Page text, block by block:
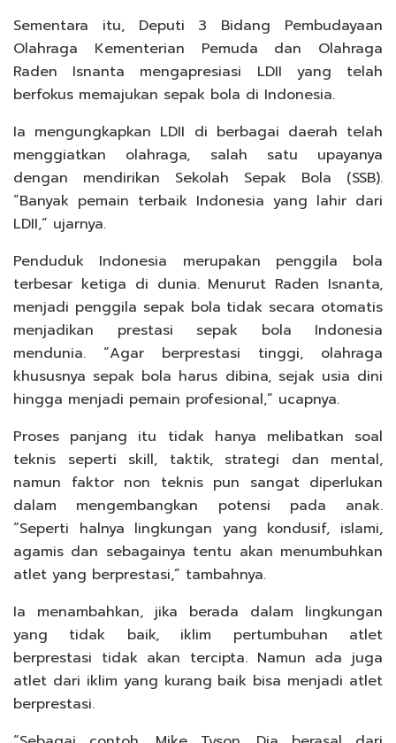
Sementara itu, Deputi 3 Bidang Pembudayaan
Olahraga Kementerian Pemuda dan Olahraga
Raden Isnanta mengapresiasi LDII yang telah
berfokus memajukan sepak bola di Indonesia.
Ia mengungkapkan LDII di berbagai daerah telah
menggiatkan olahraga, salah satu upayanya
dengan mendirikan Sekolah Sepak Bola (SSB).
“Banyak pemain terbaik Indonesia yang lahir dari
LDII,” ujarnya.
Penduduk Indonesia merupakan penggila bola
terbesar ketiga di dunia. Menurut Raden Isnanta,
menjadi penggila sepak bola tidak secara otomatis
menjadikan prestasi sepak bola Indonesia
mendunia. “Agar berprestasi tinggi, olahraga
khususnya sepak bola harus dibina, sejak usia dini
hingga menjadi pemain profesional,” ucapnya.
Proses panjang itu tidak hanya melibatkan soal
teknis seperti skill, taktik, strategi dan mental,
namun faktor non teknis pun sangat diperlukan
dalam mengembangkan potensi pada anak.
“Seperti halnya lingkungan yang kondusif, islami,
agamis dan sebagainya tentu akan menumbuhkan
atlet yang berprestasi,” tambahnya.
Ia menambahkan, jika berada dalam lingkungan
yang tidak baik, iklim pertumbuhan atlet
berprestasi tidak akan tercipta. Namun ada juga
atlet dari iklim yang kurang baik bisa menjadi atlet
berprestasi.